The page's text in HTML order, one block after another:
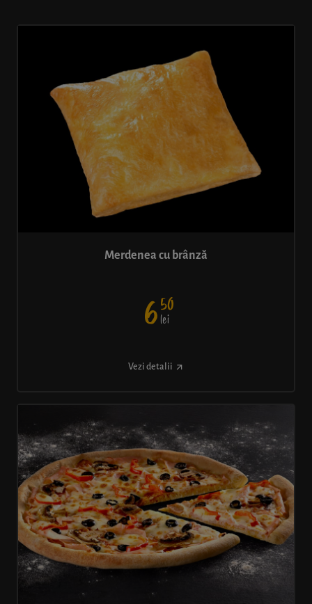
Merdenea cu brânză
650
lei
Vezi detalii